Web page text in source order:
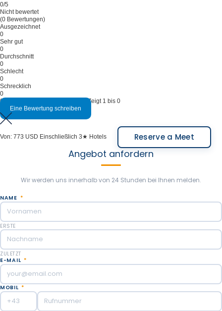
0/5
Nicht bewertet
(0 Bewertungen)
Ausgezeichnet
0
Sehr gut
0
Durchschnitt
0
Schlecht
0
Schrecklich
0
0 Bewertungen auf dieser Tour - Zeigt 1 bis 0
Eine Bewertung schreiben
Von: 773 USD Einschließlich 3★ Hotels Reserve a Meet
Angebot anfordern
Wir werden uns innerhalb von 24 Stunden bei Ihnen melden.
NAME *
ERSTE
ZULETZT
E-MAIL *
MOBIL *